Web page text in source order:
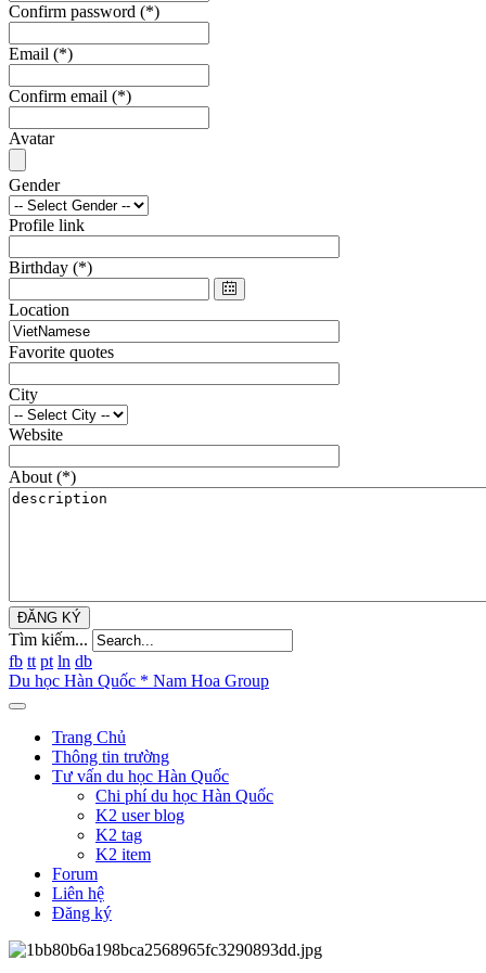
Confirm password (*)
Email (*)
Confirm email (*)
Avatar
Gender
Profile link
Birthday (*)
Location
Favorite quotes
City
Website
About (*)
ĐĂNG KÝ
Tìm kiếm...
fb tt pt ln db
Du học Hàn Quốc * Nam Hoa Group
Trang Chủ
Thông tin trường
Tư vấn du học Hàn Quốc
Chi phí du học Hàn Quốc
K2 user blog
K2 tag
K2 item
Forum
Liên hệ
Đăng ký